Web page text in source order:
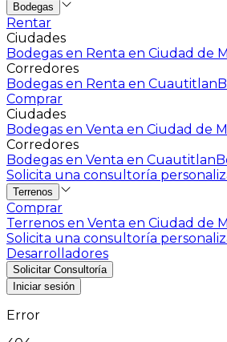
Bodegas
Rentar
Ciudades
Bodegas en Renta en Ciudad de
Corredores
Bodegas en Renta en Cuautitlan
Comprar
Ciudades
Bodegas en Venta en Ciudad de
Corredores
Bodegas en Venta en Cuautitlan
Solicita una consultoría
Terrenos
Comprar
Terrenos en Venta en Ciudad de
Solicita una consultoría
Desarrolladores
Solicitar Consultoría
Iniciar sesión
Error